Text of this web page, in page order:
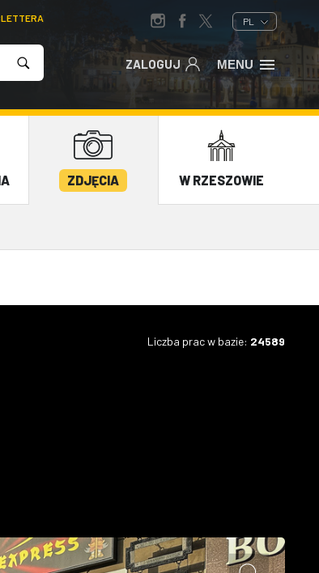
PL
ZALOGUJ MENU
ZDJĘCIA W RZESZOWIE
Liczba prac w bazie: 24589